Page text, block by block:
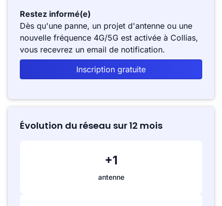
Restez informé(e)
Dès qu'une panne, un projet d'antenne ou une
nouvelle fréquence 4G/5G est activée à Collias,
vous recevrez un email de notification.
Inscription gratuite
Évolution du réseau sur 12 mois
+1
antenne